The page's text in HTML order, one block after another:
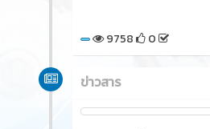
9758 0
ข่าวสาร